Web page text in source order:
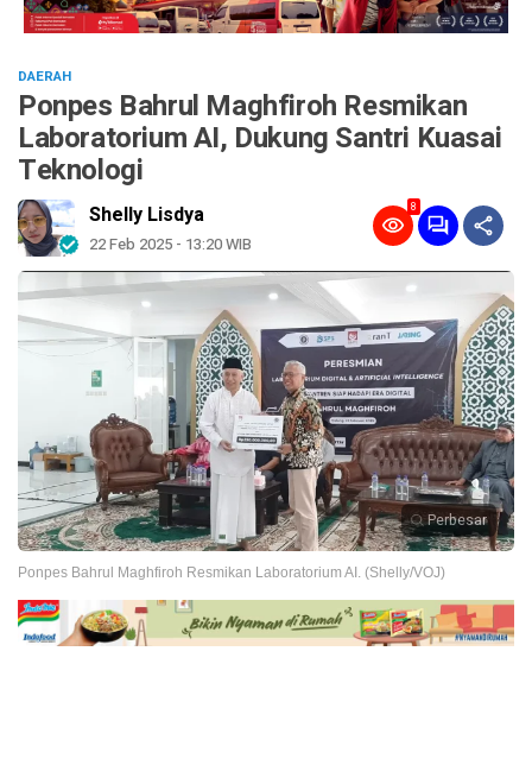
DAERAH
Ponpes Bahrul Maghfiroh Resmikan
Laboratorium AI, Dukung Santri Kuasai
Teknologi
Shelly Lisdya
22 Feb 2025 - 13:20 WIB
8
Perbesar
Ponpes Bahrul Maghfiroh Resmikan Laboratorium AI. (Shelly/VOJ)